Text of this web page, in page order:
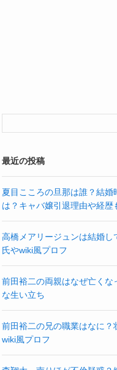
最近の投稿
夏目こころの旦那は誰？結婚
は？キャバ嬢引退理由や経歴
高橋メアリージュンは結婚し
氏やwiki風プロフ
前田裕二の両親はなぜ亡くな
な生い立ち
前田裕二の兄の職業はなに？
wiki風プロフ